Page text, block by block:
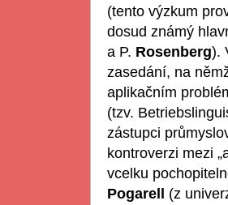
(tento výzkum
dosud známý
a P. Rosenberg).
zasedání, na
aplikačním
(tzv.
zástupci
kontroverzi mezi
vcelku
Pogarell (z